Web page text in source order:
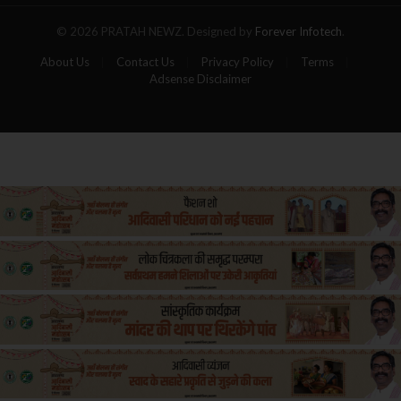
© 2026 PRATAH NEWZ. Designed by Forever Infotech.
About Us Contact Us Privacy Policy
Terms
Adsense Disclaimer